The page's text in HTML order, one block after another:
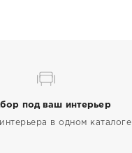
под ваш интерьер
в одном каталоге